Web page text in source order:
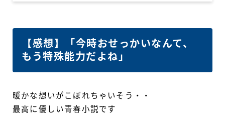
【感想】「今時おせっかいなんて、
もう特殊能力だよね」
暖かな想いがこぼれちゃいそう・・
最高に優しい青春小説です